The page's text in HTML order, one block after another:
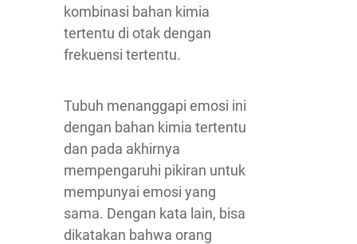
kombinasi bahan kimia
tertentu di otak dengan
frekuensi tertentu.
Tubuh menanggapi emosi ini
dengan bahan kimia tertentu
dan pada akhirnya
mempengaruhi pikiran untuk
mempunyai emosi yang
sama. Dengan kata lain, bisa
dikatakan bahwa orang